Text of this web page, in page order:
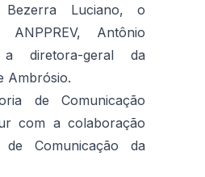
Bezerra Luciano, o
ANPPREV, Antônio
diretora-geral da
Ambrósio.
de Comunicação
com a colaboração
de Comunicação da